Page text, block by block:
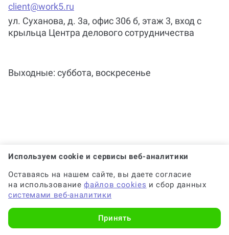
Почему выгодно заказать
консультацию по выступлению на
client@work5.ru
ул. Суханова, д. 3а, офис 306 б, этаж 3, вход с
крыльца Центра делового сотрудничества
Выходные: суббота, воскресенье
Используем cookie и сервисы веб-аналитики
Оставаясь на нашем сайте, вы даете согласие
на использованиефайлов cookies и сбор данных
системами веб-аналитики
Принять